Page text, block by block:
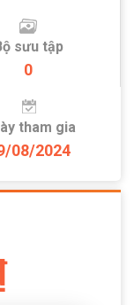
sưu tập
0
tham gia
08/2024